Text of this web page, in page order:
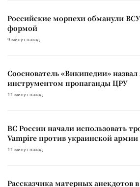
Российские морпехи обманули
формой
9 минут назад
Сооснователь «Википедии»
инструментом пропаганды ЦРУ
11 минут назад
ВС России начали использовать
Vampire против украинской армии
11 минут назад
Рассказчика матерных анекдотов